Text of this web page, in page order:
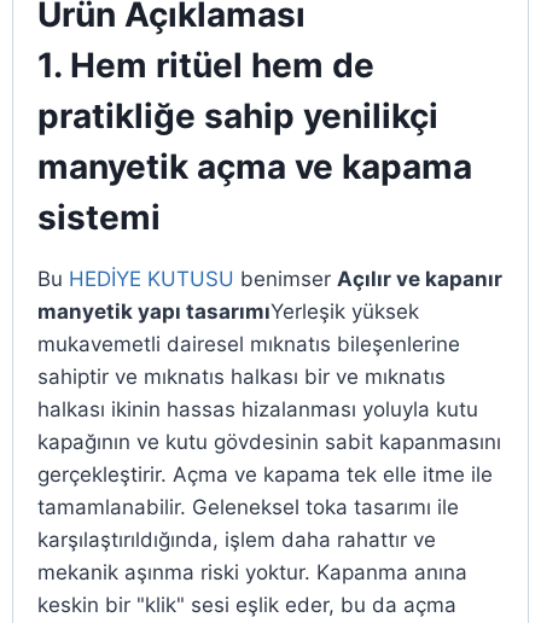
Ürün Açıklaması
1. Hem ritüel hem de
pratikliğe sahip yenilikçi
manyetik açma ve kapama
sistemi
Bu HEDİYE KUTUSU benimser Açılır ve kapanır
manyetik yapı tasarımıYerleşik yüksek
mukavemetli dairesel mıknatıs bileşenlerine
sahiptir ve mıknatıs halkası bir ve mıknatıs
halkası ikinin hassas hizalanması yoluyla kutu
kapağının ve kutu gövdesinin sabit kapanmasını
gerçekleştirir. Açma ve kapama tek elle itme ile
tamamlanabilir. Geleneksel toka tasarımı ile
karşılaştırıldığında, işlem daha rahattır ve
mekanik aşınma riski yoktur. Kapanma anına
keskin bir "klik" sesi eşlik eder, bu da açma